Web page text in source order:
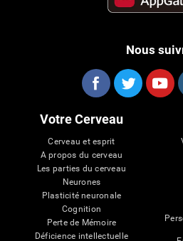
Nous
Votre Cerveau
Cerveau et esprit
A propos du cerveau
Les parties du cerveau
Neurones
Plasticité neuronale
Cognition
Perte de Mémoire
Déficience intellectuelle